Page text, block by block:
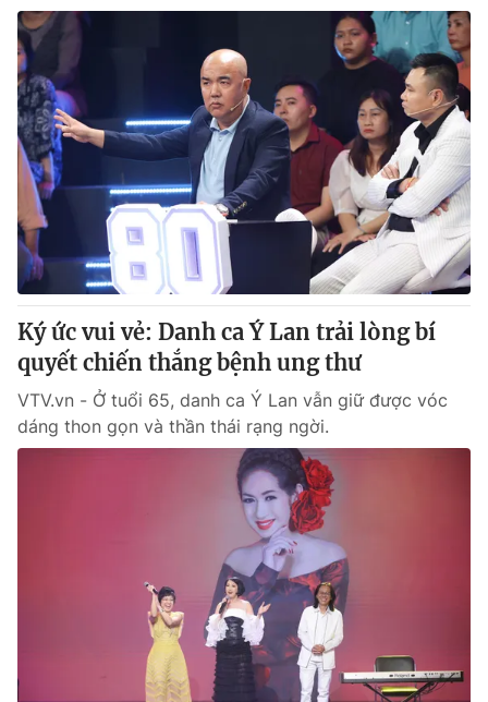
Video Shorts video
VTV Money VTV Thể thao
VTV Sức khoẻ Bất động sản
Thị trường 24h Tấm lòng Việt
VTV4 Vươn mình bằng AI
VTV9 VTV8
Liên hệ tòa soạn English
Theo dõi báo trên
Cơ quan chủ quản:Đài Truyền hình Việt Nam
Ký ức vui vẻ: Danh ca Ý Lan trải lòng bí
quyết chiến thắng bệnh ung thư
VTV.vn - Ở tuổi 65, danh ca Ý Lan vẫn giữ được vóc
dáng thon gọn và thần thái rạng ngời.